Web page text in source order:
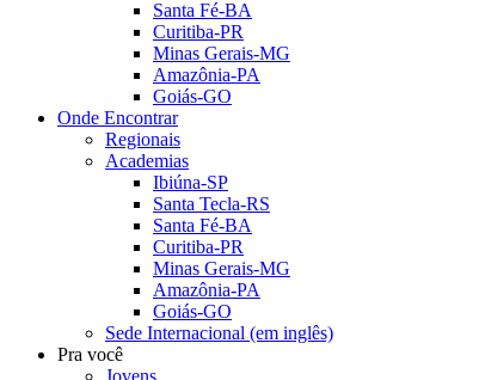
Santa Fé-BA
Curitiba-PR
Minas Gerais-MG
Amazônia-PA
Goiás-GO
Onde Encontrar
Regionais
Academias
Ibiúna-SP
Santa Tecla-RS
Santa Fé-BA
Curitiba-PR
Minas Gerais-MG
Amazônia-PA
Goiás-GO
Sede Internacional (em inglês)
Pra você